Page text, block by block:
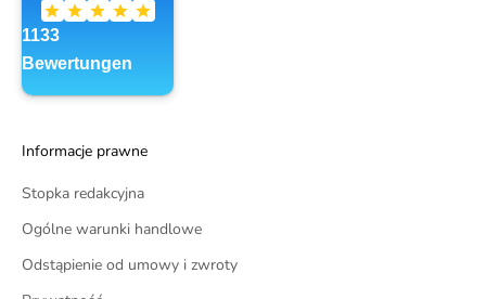
Informacje prawne
Stopka redakcyjna
Ogólne warunki handlowe
Odstąpienie od umowy i zwroty